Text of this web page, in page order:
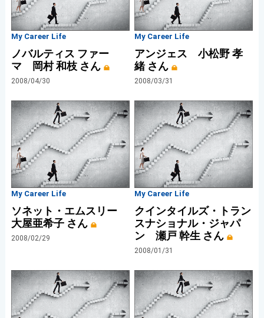
My Career Life
ノバルティス ファー
マ 岡村 和枝 さん
2008/04/30
My Career Life
アンジェス 小松野 孝
緒 さん
2008/03/31
My Career Life
ソネット・エムスリー
大屋亜希子 さん
2008/02/29
My Career Life
クインタイルズ・トラン
スナショナル・ジャパ
ン 瀬戸 幹生 さん
2008/01/31